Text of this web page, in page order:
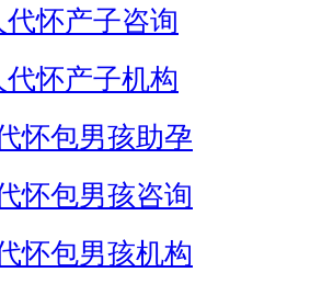
代怀产子咨询
代怀产子机构
怀包男孩助孕
怀包男孩咨询
怀包男孩机构